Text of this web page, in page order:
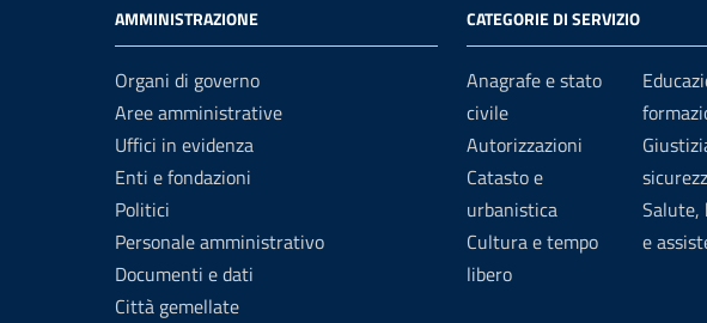
AMMINISTRAZIONE
Organi di governo
Aree amministrative
Uffici in evidenza
Enti e fondazioni
Politici
Personale amministrativo
Documenti e dati
Città gemellate
CATEGORIE DI SERVIZIO
Anagrafe e stato
civile
Autorizzazioni
Catasto e
urbanistica
Cultura e tempo
libero
Salute,
e